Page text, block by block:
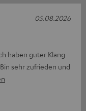
haben guter Klang
sehr zufrieden und
05.08.2026